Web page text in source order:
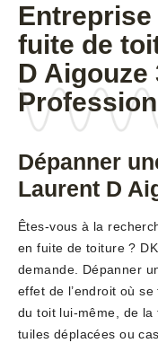
fuite de
D Aigouze
Dépanner
Laurent D
Êtes-vous à la
en fuite de toiture ?
demande. Dépanner
effet de l’endroit où
du toit lui-même, de
tuiles déplacées ou